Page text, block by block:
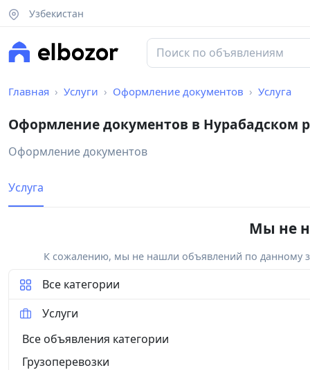
Узбекистан
Главная Услуги Оформление документов Услуга
Оформление документов в Нурабадском
Оформление документов
Услуга
Мы не
К сожалению, мы не нашли объявлений по данному
Все категории
Услуги
Все объявления категории
Грузоперевозки